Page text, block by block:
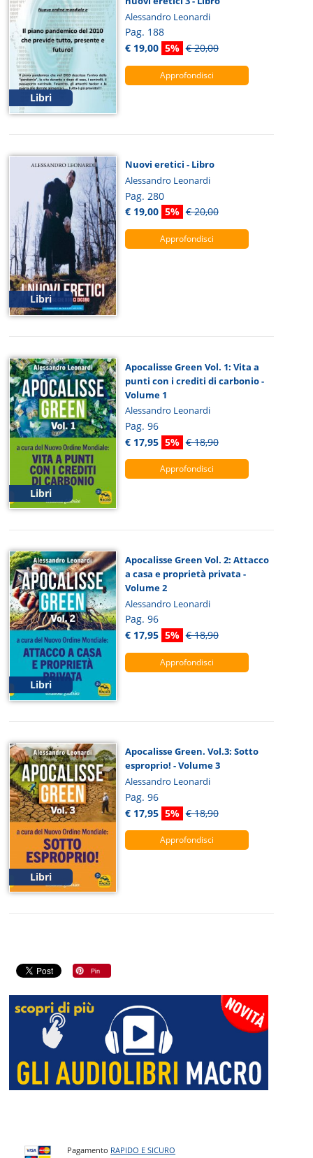
Libri
Alessandro Leonardi
Pag. 188
€ 19,00 5% € 20,00
Approfondisci
Libri
Nuovi eretici - Libro
Alessandro Leonardi
Pag. 280
€ 19,00 5% € 20,00
Approfondisci
Libri
Apocalisse Green Vol. 1: Vita a
punti con i crediti di carbonio -
Volume 1
Alessandro Leonardi
Pag. 96
€ 17,95 5% € 18,90
Approfondisci
Libri
Apocalisse Green Vol. 2: Attacco
a casa e proprietà privata -
Volume 2
Alessandro Leonardi
Pag. 96
€ 17,95 5% € 18,90
Approfondisci
Libri
Apocalisse Green. Vol.3: Sotto
esproprio! - Volume 3
Alessandro Leonardi
Pag. 96
€ 17,95 5% € 18,90
Approfondisci
Pagamento RAPIDO E SICURO